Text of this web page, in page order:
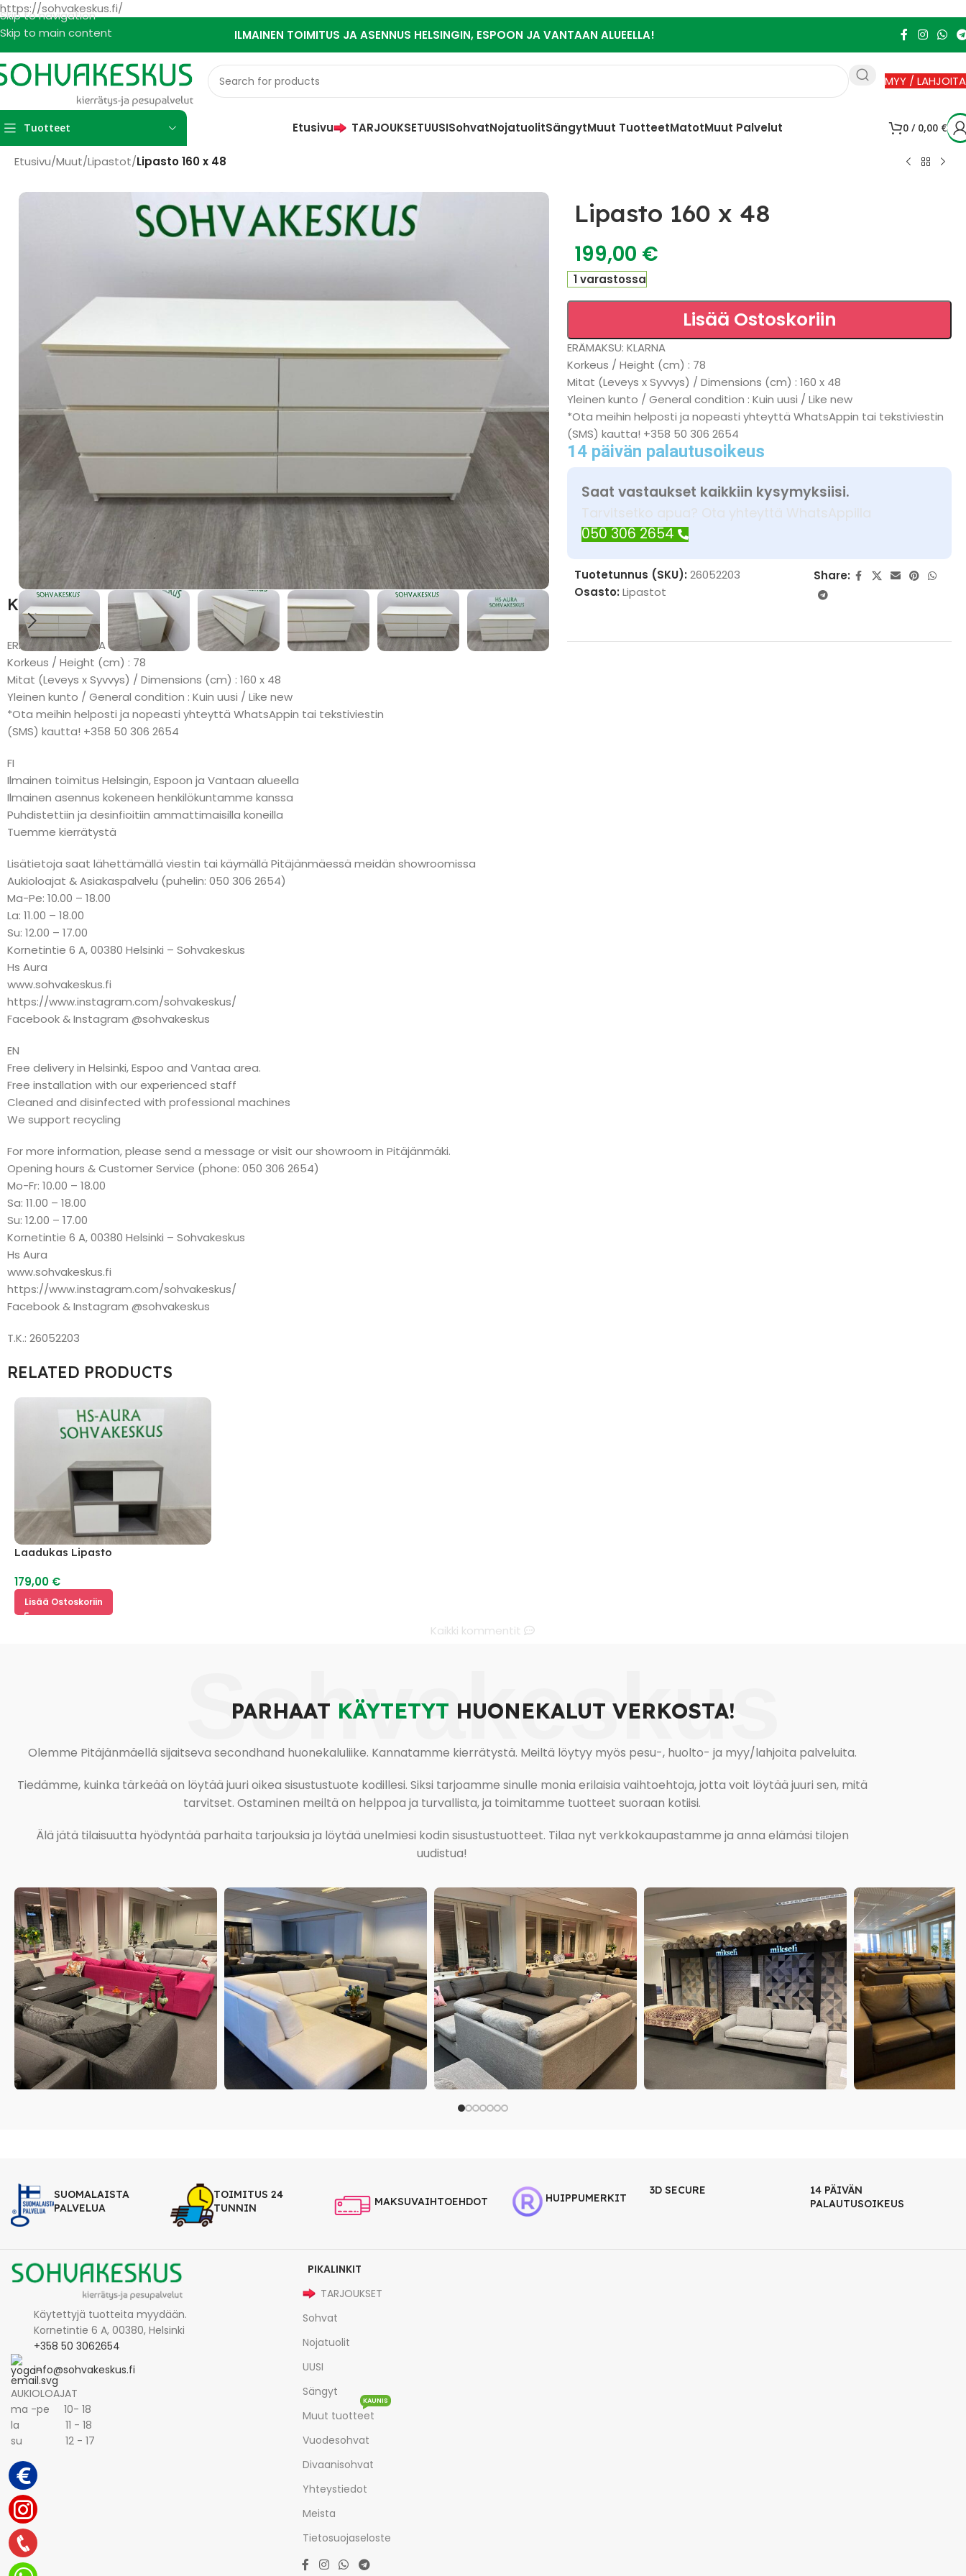
https://sohvakeskus.fi/
Skip to navigation
Skip to main content
ILMAINEN TOIMITUS JA ASENNUS HELSINGIN, ESPOON JA VANTAAN ALUEELLA!
MYY / LAHJOITA
Tuotteet Etusivu TARJOUKSETUUSISohvatNojatuolitSängytMuut TuotteetMatotMuut Palvelut 0 / 0,00 €
Etusivu/Muut/Lipastot/Lipasto 160 x 48
Lipasto 160 x 48
199,00 €
1 varastossa
Lisää Ostoskoriin
ERÄMAKSU: KLARNA
Korkeus / Height (cm) : 78
Mitat (Leveys x Syvvys) / Dimensions (cm) : 160 x 48
Yleinen kunto / General condition : Kuin uusi / Like new
*Ota meihin helposti ja nopeasti yhteyttä WhatsAppin tai tekstiviestin
(SMS) kautta! +358 50 306 2654
14 päivän palautusoikeus
Saat vastaukset kaikkiin kysymyksiisi.
Tarvitsetko apua? Ota yhteyttä WhatsAppilla
050 306 2654
Tuotetunnus (SKU):26052203
Osasto: Lipastot
Share:
Kuvaus
ERÄMAKSU: KLARNA
Korkeus / Height (cm) : 78
Mitat (Leveys x Syvvys) / Dimensions (cm) : 160 x 48
Yleinen kunto / General condition : Kuin uusi / Like new
*Ota meihin helposti ja nopeasti yhteyttä WhatsAppin tai tekstiviestin
(SMS) kautta! +358 50 306 2654
FI
Ilmainen toimitus Helsingin, Espoon ja Vantaan alueella
Ilmainen asennus kokeneen henkilökuntamme kanssa
Puhdistettiin ja desinfioitiin ammattimaisilla koneilla
Tuemme kierrätystä
Lisätietoja saat lähettämällä viestin tai käymällä Pitäjänmäessä meidän showroomissa
Aukioloajat & Asiakaspalvelu (puhelin: 050 306 2654)
Ma-Pe: 10.00 – 18.00
La: 11.00 – 18.00
Su: 12.00 – 17.00
Kornetintie 6 A, 00380 Helsinki – Sohvakeskus
Hs Aura
www.sohvakeskus.fi
https://www.instagram.com/sohvakeskus/
Facebook & Instagram @sohvakeskus
EN
Free delivery in Helsinki, Espoo and Vantaa area.
Free installation with our experienced staff
Cleaned and disinfected with professional machines
We support recycling
For more information, please send a message or visit our showroom in Pitäjänmäki.
Opening hours & Customer Service (phone: 050 306 2654)
Mo-Fr: 10.00 – 18.00
Sa: 11.00 – 18.00
Su: 12.00 – 17.00
Kornetintie 6 A, 00380 Helsinki – Sohvakeskus
Hs Aura
www.sohvakeskus.fi
https://www.instagram.com/sohvakeskus/
Facebook & Instagram @sohvakeskus
T.K.: 26052203
RELATED PRODUCTS
Laadukas Lipasto
179,00 €
Lisää Ostoskoriin
Kaikki kommentit
Sohvakeskus
PARHAAT KÄYTETYT HUONEKALUT VERKOSTA!
Olemme Pitäjänmäellä sijaitseva secondhand huonekaluliike. Kannatamme kierrätystä. Meiltä löytyy myös pesu-, huolto- ja myy/lahjoita palveluita.
Tiedämme, kuinka tärkeää on löytää juuri oikea sisustustuote kodillesi. Siksi tarjoamme sinulle monia erilaisia vaihtoehtoja, jotta voit löytää juuri sen, mitä
tarvitset. Ostaminen meiltä on helppoa ja turvallista, ja toimitamme tuotteet suoraan kotiisi.
Älä jätä tilaisuutta hyödyntää parhaita tarjouksia ja löytää unelmiesi kodin sisustustuotteet. Tilaa nyt verkkokaupastamme ja anna elämäsi tilojen
uudistua!
SUOMALAISTA
PALVELUA
TOIMITUS 24
TUNNIN
MAKSUVAIHTOEHDOT HUIPPUMERKIT
3D SECURE
14 PÄIVÄN
PALAUTUSOIKEUS
Käytettyjä tuotteita myydään.
Kornetintie 6 A, 00380, Helsinki
+358 50 3062654
info@sohvakeskus.fi
AUKIOLOAJAT
ma -pe 10- 18
la 11 - 18
su 12 - 17
PIKALINKIT
TARJOUKSET
Sohvat
Nojatuolit
UUSI
Sängyt
Muut tuotteet
KAUNIS
Vuodesohvat
Divaanisohvat
Yhteystiedot
Meista
Tietosuojaseloste